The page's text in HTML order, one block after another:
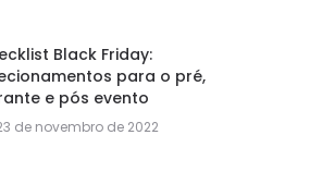
Black Friday:
para o pré,
e pós evento
de novembro de 2022